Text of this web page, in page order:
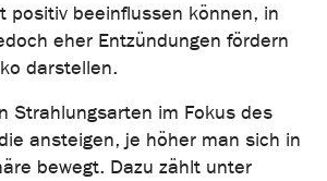
positiv beeinflussen können, in
eher Entzündungen fördern
darstellen.
Strahlungsarten im Fokus des
ansteigen, je höher man sich in
bewegt. Dazu zählt unter